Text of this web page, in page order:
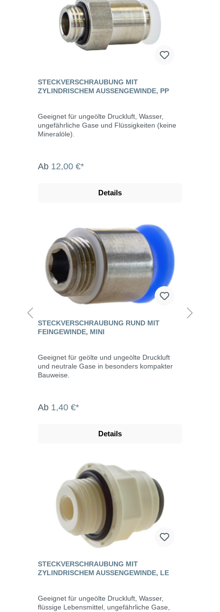
STECKVERSCHRAUBUNG MIT
ZYLINDRISCHEM AUSSENGEWINDE, PP
Geeignet für ungeölte Druckluft, Wasser,
ungefährliche Gase und Flüssigkeiten (keine
Mineralöle).
Ab 12,00 €*
Details
STECKVERSCHRAUBUNG RUND MIT
FEINGEWINDE, MINI
Geeignet für geölte und ungeölte Druckluft
und neutrale Gase in besonders kompakter
Bauweise.
Ab 1,40 €*
Details
STECKVERSCHRAUBUNG MIT
ZYLINDRISCHEM AUSSENGEWINDE, LE
Geeignet für ungeölte Druckluft, Wasser,
flüssige Lebensmittel, ungefährliche Gase,